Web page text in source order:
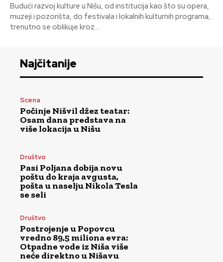
Budući razvoj kulture u Nišu, od institucija kao što su opera,
muzeji i pozorišta, do festivala i lokalnih kulturnih programa,
trenutno se oblikuje kroz...
Najčitanije
Scena
Počinje Nišvil džez teatar:
Osam dana predstava na
više lokacija u Nišu
Društvo
Pasi Poljana dobija novu
poštu do kraja avgusta,
pošta u naselju Nikola Tesla
se seli
Društvo
Postrojenje u Popovcu
vredno 89,5 miliona evra:
Otpadne vode iz Niša više
neće direktno u Nišavu